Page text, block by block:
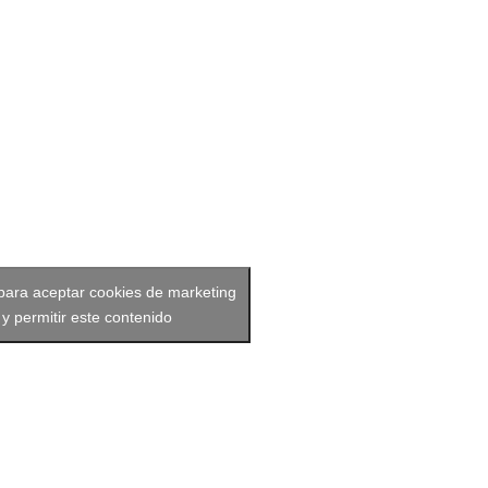
aceptar cookies de marketing
y permitir este contenido